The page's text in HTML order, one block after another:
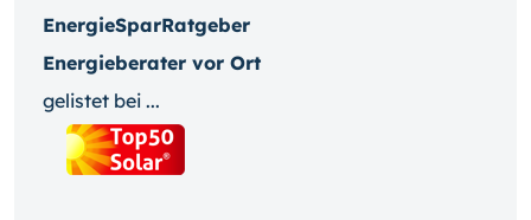
EnergieSparRatgeber
Energieberater vor Ort
gelistet bei ...